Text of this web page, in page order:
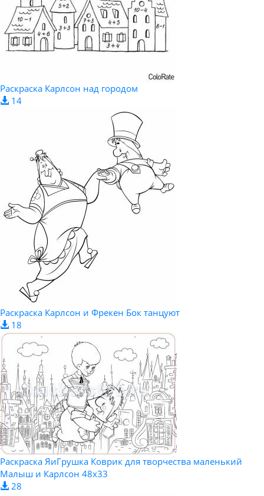
Раскраска Карлсон над городом
14
Раскраска Карлсон и Фрекен Бок танцуют
18
Раскраска ЯиГрушка Коврик для творчества маленький
Малыш и Карлсон 48х33
28